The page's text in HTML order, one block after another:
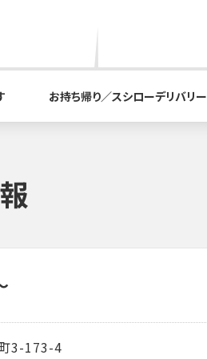
お持ち帰り／スシローデリバリー
3-173-4